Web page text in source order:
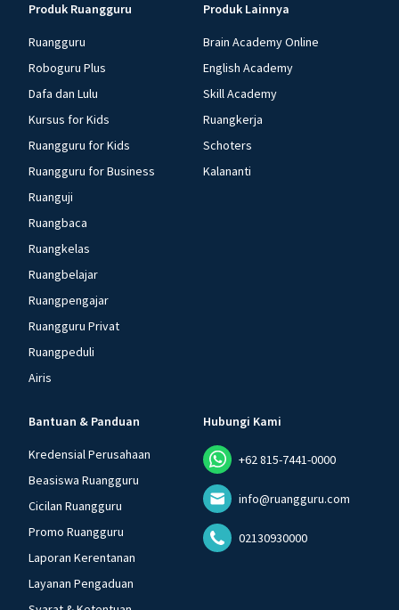
Produk Ruangguru
Ruangguru
Roboguru Plus
Dafa dan Lulu
Kursus for Kids
Ruangguru for Kids
Ruangguru for Business
Ruanguji
Ruangbaca
Ruangkelas
Ruangbelajar
Ruangpengajar
Ruangguru Privat
Ruangpeduli
Airis
Produk Lainnya
Brain Academy Online
English Academy
Skill Academy
Ruangkerja
Schoters
Kalananti
Bantuan & Panduan
Kredensial Perusahaan
Beasiswa Ruangguru
Cicilan Ruangguru
Promo Ruangguru
Laporan Kerentanan
Layanan Pengaduan
Hubungi Kami
+62 815-7441-0000
info@ruangguru.com
02130930000